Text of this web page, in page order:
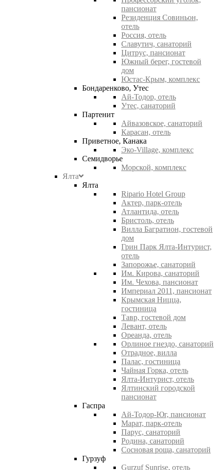
пансионат
Резиденция Совиньон,
отель
Россия, отель
Славутич, санаторий
Цитрус, пансионат
Южный берег, гостевой
дом
Юстас-Крым, комплекс
Бондаренково, Утес
Ай-Тодор, отель
Утес, санаторий
Партенит
Айвазовское, санаторий
Карасан, отель
Приветное, Канака
Эко-Village, комплекс
Семидворье
Морской, комплекс
Ялта
Ялта
Ripario Hotel Group
Актер, парк-отель
Атлантида, отель
Бристоль, отель
Вилла Багратион, гостевой
дом
Грин Парк Ялта-Интурист,
отель
Запорожье, санаторий
Им. Кирова, санаторий
Им. Чехова, пансионат
Империал 2011, пансионат
Крымская Ницца,
гостиница
Тавр, гостевой дом
Левант, отель
Ореанда, отель
Орлиное гнездо, санаторий
Отрадное, вилла
Палас, гостиница
Чайная Горка, отель
Ялта-Интурист, отель
Ялтинский городской
пансионат
Гаспра
Ай-Тодор-Юг, пансионат
Марат, парк-отель
Парус, санаторий
Родина, санаторий
Сосновая роща, санаторий
Гурзуф
Gurzuf Sunrise, отель